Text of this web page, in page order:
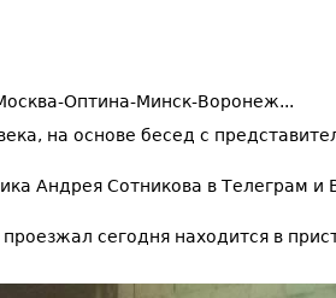
Оптина-Минск-Воронеж...
на основе бесед с
Андрея Сотникова в Телеграм и
сегодня находится в